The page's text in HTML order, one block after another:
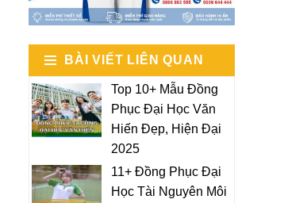
BÀI VIẾT LIÊN QUAN
Top 10+ Mẫu Đồng
Phục Đại Học Văn
Hiến Đẹp, Hiện Đại
2025
11+ Đồng Phục Đại
Học Tài Nguyên Môi